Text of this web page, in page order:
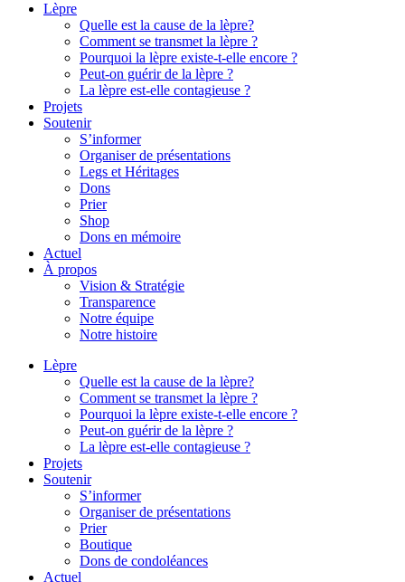
Lèpre
Quelle est la cause de la lèpre?
Comment se transmet la lèpre ?
Pourquoi la lèpre existe-t-elle encore ?
Peut-on guérir de la lèpre ?
La lèpre est-elle contagieuse ?
Projets
Soutenir
S’informer
Organiser de présentations
Legs et Héritages
Dons
Prier
Shop
Dons en mémoire
Actuel
À propos
Vision & Stratégie
Transparence
Notre équipe
Notre histoire
Lèpre
Quelle est la cause de la lèpre?
Comment se transmet la lèpre ?
Pourquoi la lèpre existe-t-elle encore ?
Peut-on guérir de la lèpre ?
La lèpre est-elle contagieuse ?
Projets
Soutenir
S’informer
Organiser de présentations
Prier
Boutique
Dons de condoléances
Actuel